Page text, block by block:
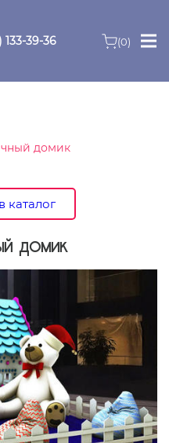
133-39-36 (0)
домик
каталог
домик